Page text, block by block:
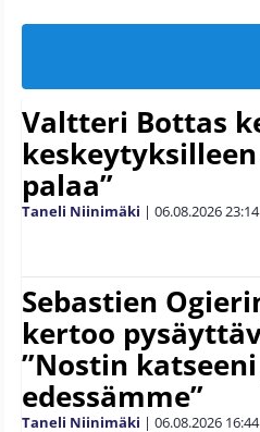
Valtteri Bottas
palaa”
Taneli Niinimäki | 06.08.202623:14
Sebastien
kertoo
”Nostin
edessämme”
Taneli Niinimäki | 06.08.2026 16:44